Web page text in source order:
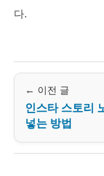
다.
← 이전 글
인스타 스토리
넣는 방법